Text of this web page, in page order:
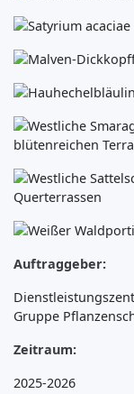
Auftraggeber:
Gruppe
Zeitraum:
2025-2026